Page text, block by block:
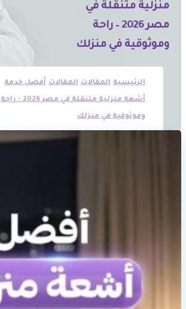
منزلية متنقلة في
مصر 2026 – راحة
وموثوقية في منزلك
الرئيسية المقالات المقالات أفضل خدمة
أشعة منزلية متنقلة في مصر 2026 - راحة
وموثوقية في منزلك